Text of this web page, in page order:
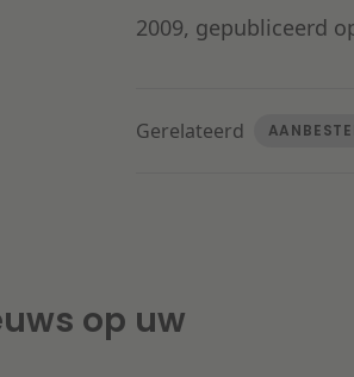
2009, gepubliceerd
Gerelateerd
op uw